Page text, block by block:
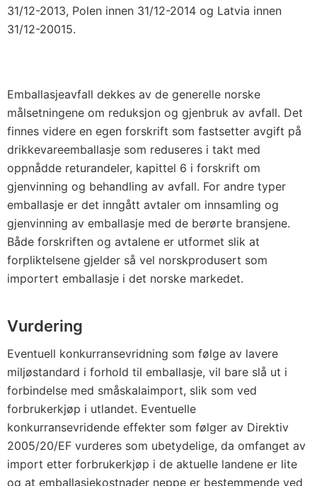
31/12-2013, Polen innen 31/12-2014 og Latvia innen
31/12-20015.
Emballasjeavfall dekkes av de generelle norske
målsetningene om reduksjon og gjenbruk av avfall. Det
finnes videre en egen forskrift som fastsetter avgift på
drikkevareemballasje som reduseres i takt med
oppnådde returandeler, kapittel 6 i forskrift om
gjenvinning og behandling av avfall. For andre typer
emballasje er det inngått avtaler om innsamling og
gjenvinning av emballasje med de berørte bransjene.
Både forskriften og avtalene er utformet slik at
forpliktelsene gjelder så vel norskprodusert som
importert emballasje i det norske markedet.
Vurdering
Eventuell konkurransevridning som følge av lavere
miljøstandard i forhold til emballasje, vil bare slå ut i
forbindelse med småskalaimport, slik som ved
forbrukerkjøp i utlandet. Eventuelle
konkurransevridende effekter som følger av Direktiv
2005/20/EF vurderes som ubetydelige, da omfanget av
import etter forbrukerkjøp i de aktuelle landene er lite
og at emballasjekostnader neppe er bestemmende ved